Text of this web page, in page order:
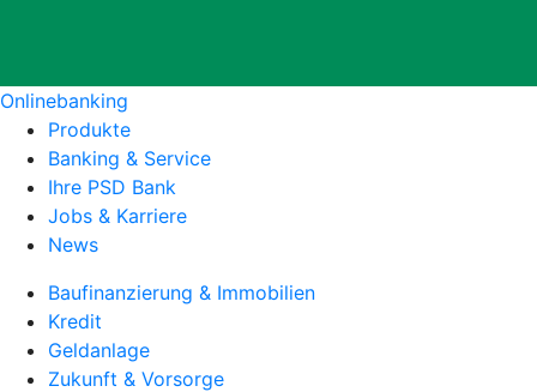
Onlinebanking
Produkte
Banking & Service
Ihre PSD Bank
Jobs & Karriere
News
Baufinanzierung & Immobilien
Kredit
Geldanlage
Zukunft & Vorsorge